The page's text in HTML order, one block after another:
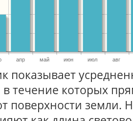
апр май июн июл авг
показывает
в течение которых
поверхности земли.